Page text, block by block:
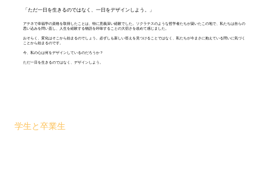
「ただ一日を生きるのではなく、一日をデザインしよう。」
アテネで幸福学の資格を取得したことは、特に意義深い経験でした。ソクラテスのような哲学者たちが築いたこの地で、私たちは自らの
思い込みを問い直し、人生を経験する物語を吟味することの大切さを改めて感じました。
おそらく、変化はそこから始まるのでしょう。必ずしも新しい答えを見つけることではなく、私たちが今まさに抱えている問いに気づく
ことから始まるのです。
今、私の心は何をデザインしているのだろうか？
ただ一日を生きるのではなく、デザインしよう。
学生と卒業生